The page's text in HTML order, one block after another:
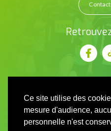
Ce site utilise des
mesure d'audience,
personnelle n'est